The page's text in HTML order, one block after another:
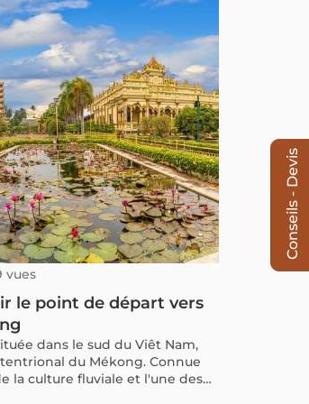
vues
le point de départ vers
dans le sud du Viêt Nam,
du Mékong. Connue
la culture fluviale et l'une des
touristiques du « grenier de
Conseils - Devis